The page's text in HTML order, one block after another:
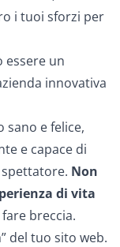
i tuoi sforzi per
essere un
innovativa
e felice,
e capace di
Non
di vita
breccia.
del tuo sito web.